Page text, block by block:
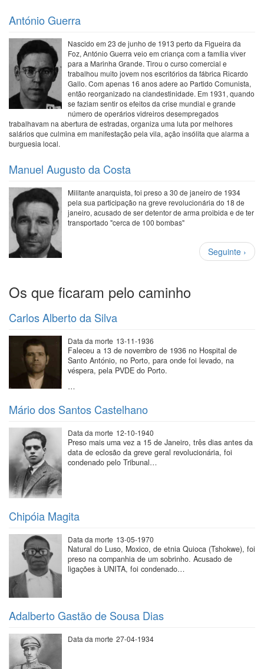
António Guerra
Nascido em 23 de junho de 1913 perto da Figueira da
Foz, António Guerra veio em criança com a família viver
para a Marinha Grande. Tirou o curso comercial e
trabalhou muito jovem nos escritórios da fábrica Ricardo
Gallo. Com apenas 16 anos adere ao Partido Comunista,
então reorganizado na clandestinidade. Em 1931, quando
se faziam sentir os efeitos da crise mundial e grande
número de operários vidreiros desempregados
trabalhavam na abertura de estradas, organiza uma luta por melhores
salários que culmina em manifestação pela vila, ação insólita que alarma a
burguesia local.
Manuel Augusto da Costa
Militante anarquista, foi preso a 30 de janeiro de 1934
pela sua participação na greve revolucionária do 18 de
janeiro, acusado de ser detentor de arma proibida e de ter
transportado "cerca de 100 bombas"
Paginação
Próxima
página
Seguinte ›
Os que ficaram pelo caminho
Carlos Alberto da Silva
Data da morte 13-11-1936
Faleceu a 13 de novembro de 1936 no Hospital de
Santo António, no Porto, para onde foi levado, na
véspera, pela PVDE do Porto.
…
Mário dos Santos Castelhano
Data da morte 12-10-1940
Preso mais uma vez a 15 de Janeiro, três dias antes da
data de eclosão da greve geral revolucionária, foi
condenado pelo Tribunal…
Chipóia Magita
Data da morte 13-05-1970
Natural do Luso, Moxico, de etnia Quioca (Tshokwe), foi
preso na companhia de um sobrinho. Acusado de
ligações à UNITA, foi condenado…
Adalberto Gastão de Sousa Dias
Data da morte 27-04-1934